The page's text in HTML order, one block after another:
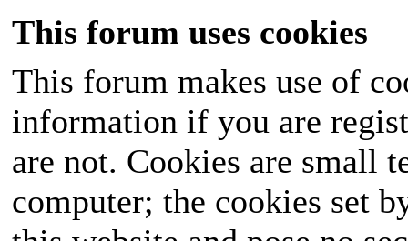
This forum uses cookies
This forum makes use of
information if you are
are not. Cookies are small
computer; the cookies set